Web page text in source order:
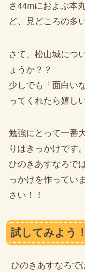
さ44mにおよぶ本
ど、見どころの多
さて、松山城につ
ょうか？？
少しでも「面白い
ってくれたら嬉し
勉強にとって一番
りはきっかけです。
ひのきあすなろで
っかけを作ってい
さい！！
試してみよう
ひのきあすなろで